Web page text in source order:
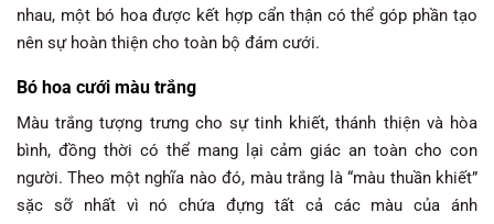
nhau, một bó hoa được kết hợp cẩn thận có thể góp phần tạo
nên sự hoàn thiện cho toàn bộ đám cưới.
Bó hoa cưới màu trắng
Màu trắng tượng trưng cho sự tinh khiết, thánh thiện và hòa
bình, đồng thời có thể mang lại cảm giác an toàn cho con
người. Theo một nghĩa nào đó, màu trắng là “màu thuần khiết”
sặc sỡ nhất vì nó chứa đựng tất cả các màu của ánh